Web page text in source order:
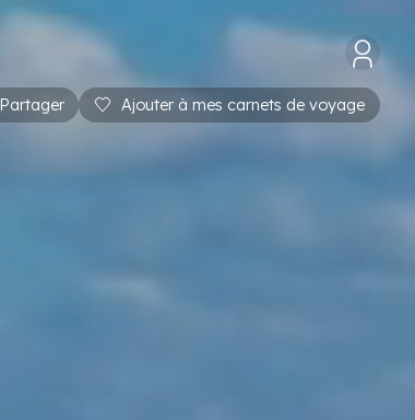
Partager Ajouter à mes carnets de voyage